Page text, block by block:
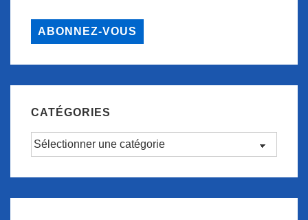
ABONNEZ-VOUS
CATÉGORIES
Catégories